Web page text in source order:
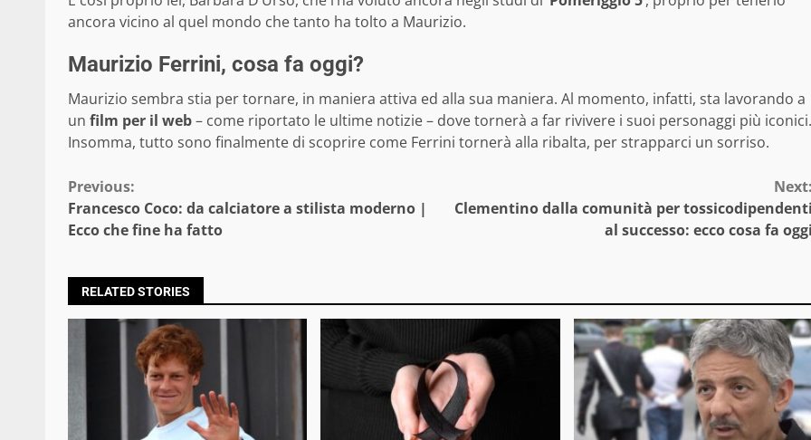
ancora vicino al quel mondo che tanto ha tolto a Maurizio.
Maurizio Ferrini, cosa fa oggi?
Maurizio sembra stia per tornare, in maniera attiva ed alla sua maniera. Al momento, infatti, sta lavorando a
un film per il web– come riportato le ultime notizie – dove tornerà a far rivivere i suoi personaggi più iconici.
Insomma, tutto sono finalmente di scoprire come Ferrini tornerà alla ribalta, per strapparci un sorriso.
Continue
Reading
Previous:
Francesco Coco: da calciatore a stilista moderno |
Ecco che fine ha fatto
Clementino dalla comunità per
al successo: ecco cosa fa
RELATED STORIES